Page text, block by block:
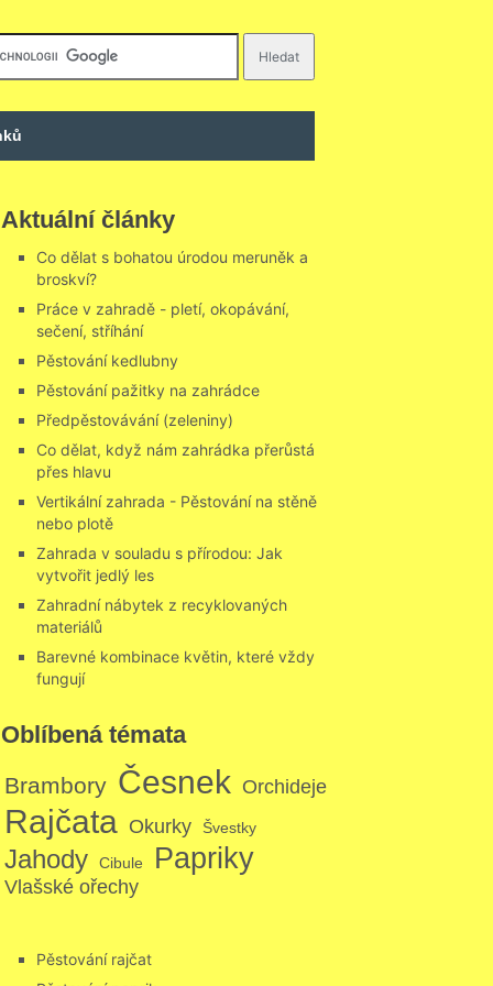
Aktuální články
Co dělat s bohatou úrodou meruněk a
broskví?
Práce v zahradě - pletí, okopávání,
sečení, stříhání
Pěstování kedlubny
Pěstování pažitky na zahrádce
Předpěstovávání (zeleniny)
Co dělat, když nám zahrádka přerůstá
přes hlavu
Vertikální zahrada - Pěstování na stěně
nebo plotě
Zahrada v souladu s přírodou: Jak
vytvořit jedlý les
Zahradní nábytek z recyklovaných
materiálů
Barevné kombinace květin, které vždy
fungují
Oblíbená témata
Brambory Česnek Orchideje
Rajčata Okurky Švestky
Jahody Cibule Papriky
Vlašské ořechy
Pěstování rajčat